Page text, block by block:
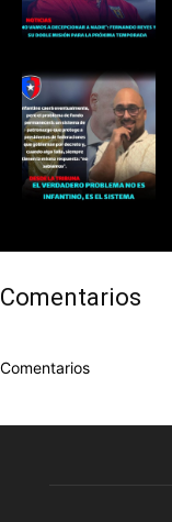
Comentarios
Comentarios